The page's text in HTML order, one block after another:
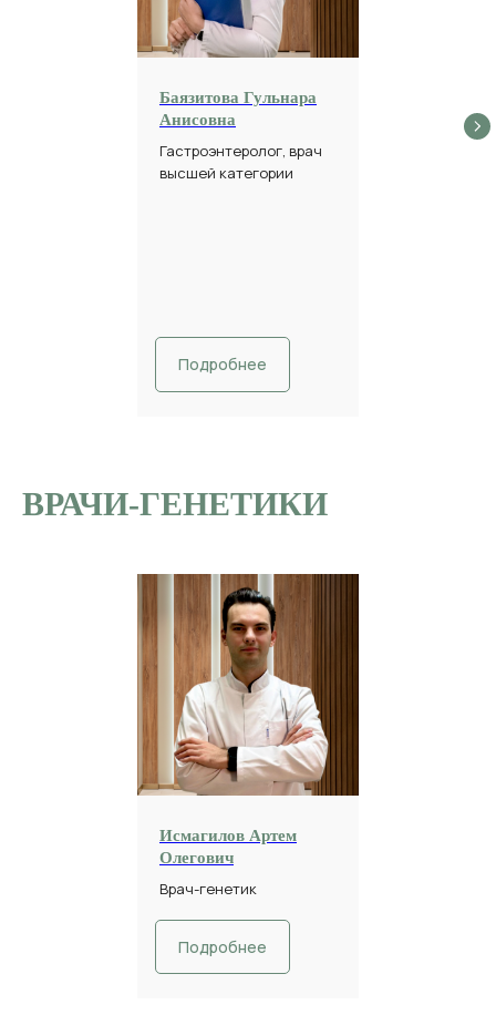
Баязитова Гульнара
Анисовна
Гастроэнтеролог, врач
высшей категории
Подробнее
ВРАЧИ-ГЕНЕТИКИ
Исмагилов Артем
Олегович
Врач-генетик
Подробнее